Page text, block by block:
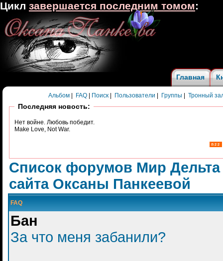
Главная
Альбом FAQ Поиск Пользователи Группы Тронный
Последняя новость:
Нет войне. Любовь победит.
Make Love, Not War.
Список форумов Мир
сайта Оксаны Панкеевой
FAQ
Бан
За что меня забанили?
Цикл завершается последним томом: